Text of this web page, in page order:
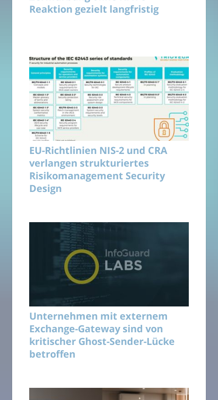
Reaktion gezielt langfristig
EU-Richtlinien NIS-2 und CRA
verlangen strukturiertes
Risikomanagement Security
Design
Unternehmen mit externem
Exchange-Gateway sind von
kritischer Ghost-Sender-Lücke
betroffen